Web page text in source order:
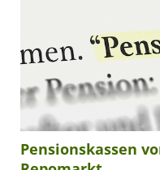
Pensionskassen